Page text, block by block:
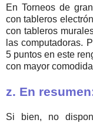
En Torneos de
con tableros
con tableros
las computadoras.
5 puntos en este
con mayor
z. En
Si bien, no